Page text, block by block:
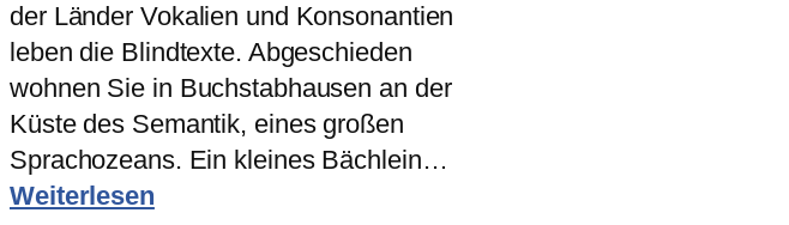
der Länder Vokalien und Konsonantien
leben die Blindtexte. Abgeschieden
wohnen Sie in Buchstabhausen an der
Küste des Semantik, eines großen
Sprachozeans. Ein kleines Bächlein…
Weiterlesen: